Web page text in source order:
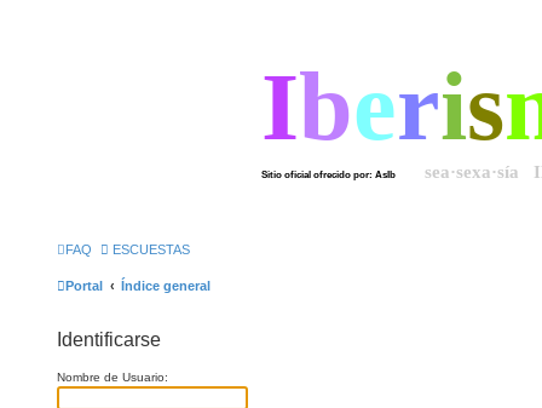
Iberis
Sitio oficial ofrecido por: AsIb sea·sexa·sía
FAQ ESCUESTAS
Portal Índice general
Identificarse
Nombre de Usuario: